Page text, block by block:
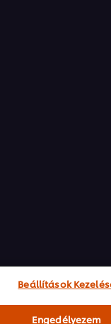
Beállítások
Engedélyezem